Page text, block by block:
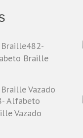
482-
Braille
Alfabeto
Vazado